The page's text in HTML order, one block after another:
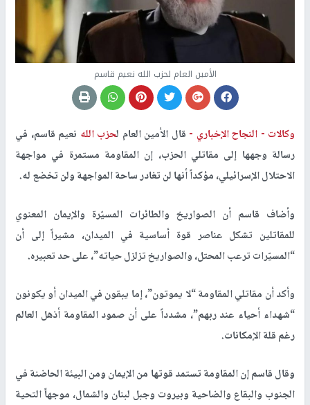
الأمين العام لحزب الله نعيم قاسم
وكالات - النجاح الإخباري - قال الأمين العام لحزب الله نعيم قاسم، في
رسالة وجهها إلى مقاتلي الحزب، إن المقاومة مستمرة في مواجهة
الاحتلال الإسرائيلي، مؤكداً أنها لن تغادر ساحة المواجهة ولن تخضع له.
وأضاف قاسم أن الصواريخ والطائرات المسيّرة والإيمان المعنوي
للمقاتلين تشكل عناصر قوة أساسية في الميدان، مشيراً إلى أن
“المسيّرات ترعب المحتل، والصواريخ تزلزل حياته”، على حد تعبيره.
وأكد أن مقاتلي المقاومة “لا يموتون”، إما يبقون في الميدان أو يكونون
“شهداء أحياء عند ربهم”، مشدداً على أن صمود المقاومة أذهل العالم
رغم قلة الإمكانات.
وقال قاسم إن المقاومة تستمد قوتها من الإيمان ومن البيئة الحاضنة في
الجنوب والبقاع والضاحية وبيروت وجبل لبنان والشمال، موجهاً التحية